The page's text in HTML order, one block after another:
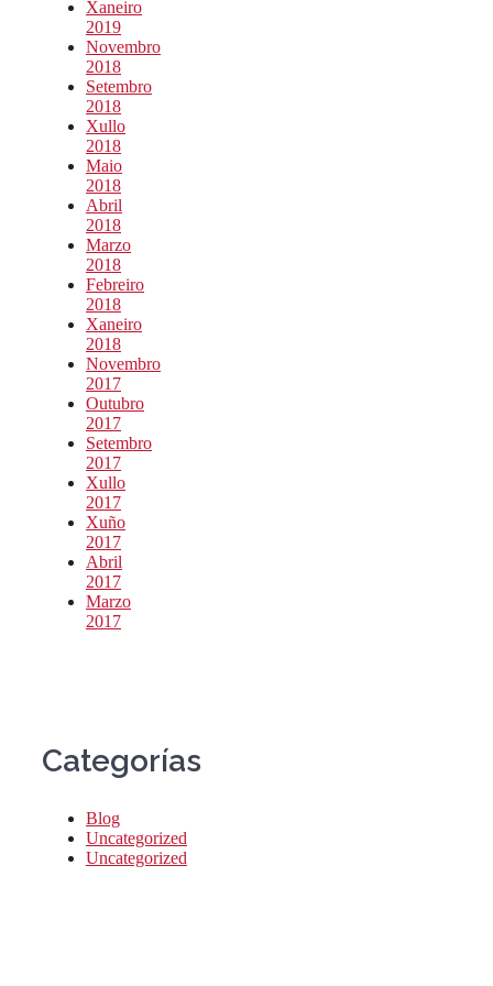
Xaneiro
2019
Novembro
2018
Setembro
2018
Xullo
2018
Maio
2018
Abril
2018
Marzo
2018
Febreiro
2018
Xaneiro
2018
Novembro
2017
Outubro
2017
Setembro
2017
Xullo
2017
Xuño
2017
Abril
2017
Marzo
2017
Categorías
Blog
Uncategorized
Uncategorized